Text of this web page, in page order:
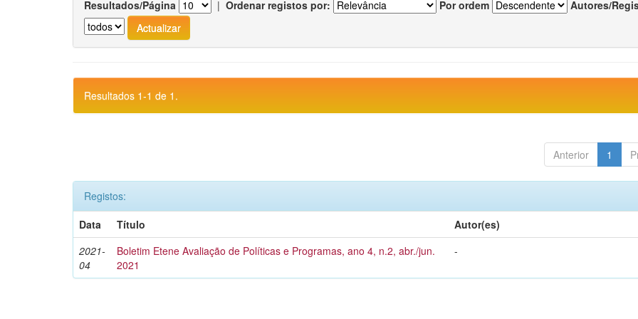
Resultados/Página | Ordenar registos por: Por ordem Autores/
Resultados 1-1 de 1.
Anterior 1
Registos:
Data
Título
Autor(es)
2021-
04
Boletim Etene Avaliação de Políticas e Programas, ano 4, n.2, abr./jun.
2021
-